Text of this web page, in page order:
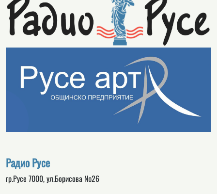
Радио Русе
гр.Русе 7000, ул.Борисова №26